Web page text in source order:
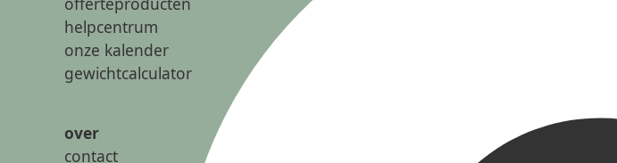
helpcentrum
onze kalender
gewichtcalculator
over
contact